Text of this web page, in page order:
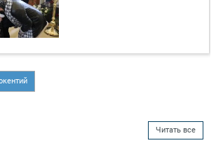
Читать все